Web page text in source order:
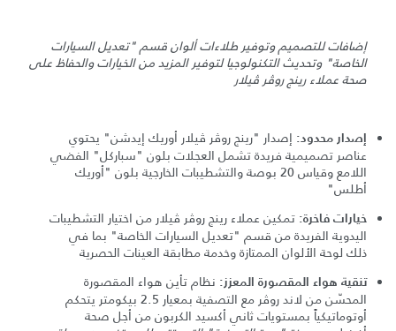
إضافات للتصميم وتوفير طلاءات ألوان قسم "تعديل السيارات
الخاصة" وتحديث التكنولوجيا لتوفير المزيد من الخيارات والحفاظ على
صحة عملاء رينج روڤر ڤيلار
إصدار محدود: إصدار "رينج روڤر ڤيلار أوريك إيدشن" يحتوي
عناصر تصميمية فريدة تشمل العجلات بلون "سباركل" الفضي
اللامع وقياس 20 بوصة والتشطيبات الخارجية بلون "أوريك
أطلس"
خيارات فاخرة: تمكين عملاء رينج روڤر ڤيلار من اختيار التشطيبات
اليدوية الفريدة من قسم "تعديل السيارات الخاصة" بما في
ذلك لوحة الألوان الممتازة وخدمة مطابقة العينات الحصرية
تنقية هواء المقصورة المعزز: نظام تأين هواء المقصورة
المحسّن من لاند روڤر مع التصفية بمعيار 2.5 بيكومتر يتحكم
أوتوماتيكياً بمستويات ثاني أكسيد الكربون من أجل صحة